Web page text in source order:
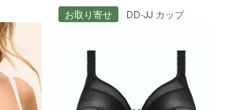
お取り寄せ DD-JJ カップ